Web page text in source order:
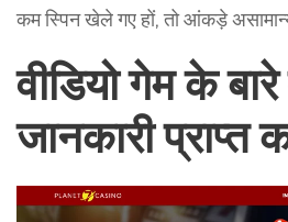
कम स्पिन खेले गए हों, तो आंकड़े
वीडियो गेम के
जानकारी प्राप्त